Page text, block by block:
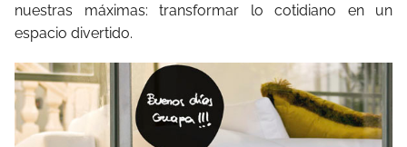
nuestras máximas: transformar lo cotidiano en un
espacio divertido.